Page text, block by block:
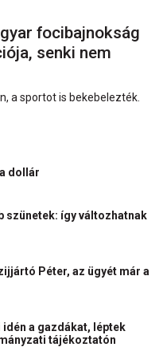
focibajnokság
senki nem
a sportot is bekebelezték.
dollár
szünetek: így változhatnak
Péter, az ügyét már a
a gazdákat, léptek
tájékoztatón